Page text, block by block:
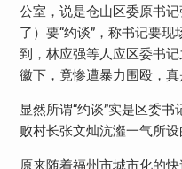
公室，说是仓山区委原书
了）要“约谈”，称书记要
到，林应强等人应区委书
徽下，竟惨遭暴力围殴，真
显然所谓“约谈”实是区委
败村长张文灿沆瀣一气所设
原来随着福州市城市化的